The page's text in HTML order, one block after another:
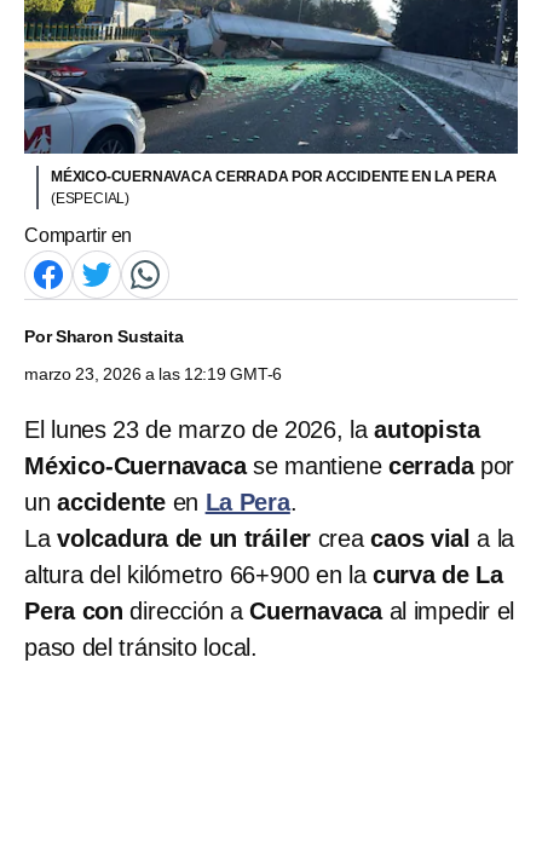
MÉXICO-CUERNAVACA CERRADA POR ACCIDENTE EN LA PERA
(ESPECIAL)
Compartir en
PorSharon Sustaita
marzo 23, 2026 a las 12:19 GMT-6
El lunes 23 de marzo de 2026, laautopista
México-Cuernavacase mantiene cerradapor
un accidente en La Pera.
La volcadura de un tráiler creacaos vial a la
altura del kilómetro 66+900 en la curva de La
Pera con dirección aCuernavacaal impedir el
paso del tránsito local.